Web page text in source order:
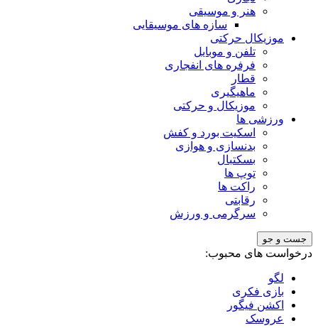
هنر و موسیقی
سازه های موسیقایی
موزیکال حرکتی
تلفن و موبایل
فرفره های انفجاری
قطار
ماهیگیری
موزیکال و حرکتی
ورزشی ها
اسکیت بورد و کفش
بدنسازی و هوازی
بسکتبال
توپ ها
راکت ها
رقابتی
سرگرمی و ورزش
جست و جو
درخواست های محبوب:
لگو
بازی فکری
اکشن فیگور
عروسک